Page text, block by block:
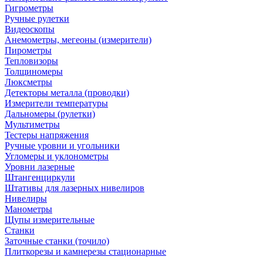
Гигрометры
Ручные рулетки
Видеоскопы
Анемометры, мегеоны (измерители)
Пирометры
Тепловизоры
Толщиномеры
Люксметры
Детекторы металла (проводки)
Измерители температуры
Дальномеры (рулетки)
Мультиметры
Тестеры напряжения
Ручные уровни и угольники
Угломеры и уклонометры
Уровни лазерные
Штангенциркули
Штативы для лазерных нивелиров
Нивелиры
Манометры
Щупы измерительные
Станки
Заточные станки (точило)
Плиткорезы и камнерезы стационарные